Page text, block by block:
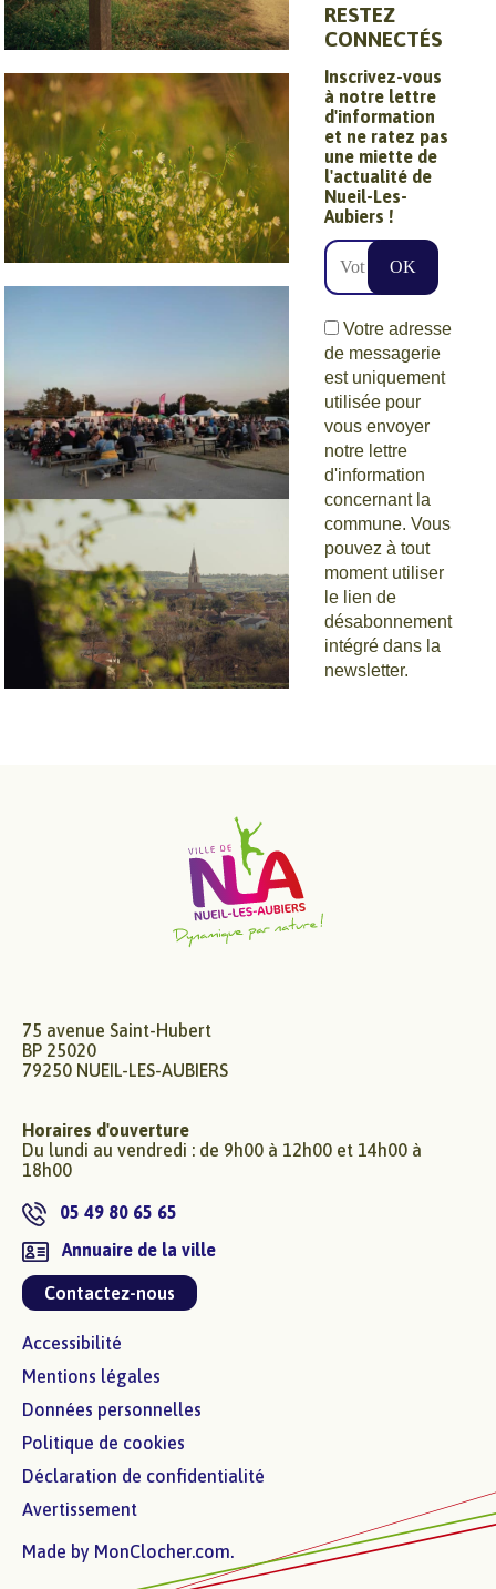
Circuits et
randonnées
Ville nature
Estivales de
Scie
RESTEZ
CONNECTÉS
Inscrivez-vous
à notre lettre
d'information
et ne ratez pas
une miette de
l'actualité de
Nueil-Les-
Aubiers !
Votre adresse
de messagerie
est uniquement
utilisée pour
vous envoyer
notre lettre
d'information
concernant la
commune. Vous
pouvez à tout
moment utiliser
le lien de
désabonnement
intégré dans la
newsletter.
75 avenue Saint-Hubert
BP 25020
79250 NUEIL-LES-AUBIERS
Horaires d'ouverture
Du lundi au vendredi : de 9h00 à 12h00 et 14h00 à
18h00
05 49 80 65 65
Annuaire de la ville
Contactez-nous
Accessibilité
Mentions légales
Données personnelles
Politique de cookies
Déclaration de confidentialité
Avertissement
Made by MonClocher.com.